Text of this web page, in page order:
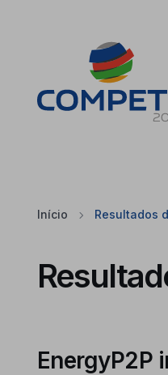
Início Resultados
EnergyP2P